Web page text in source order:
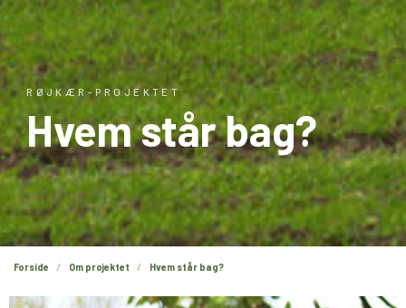
RØJKÆR-PROJEKTET
Hvem står bag?
Forside Om projektet Hvem står bag?